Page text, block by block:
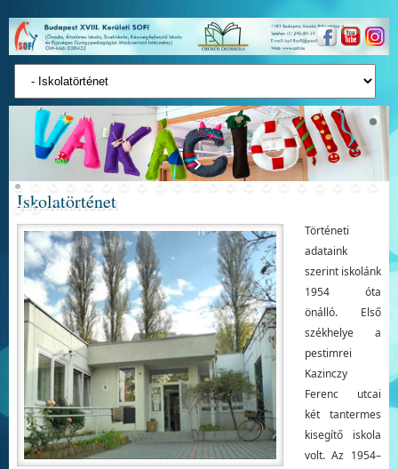
Iskolatörténet
Történeti
adataink
szerint iskolánk
1954 óta
önálló. Első
székhelye a
pestimrei
Kazinczy
Ferenc utcai
két tantermes
kisegítő iskola
volt. Az 1954–